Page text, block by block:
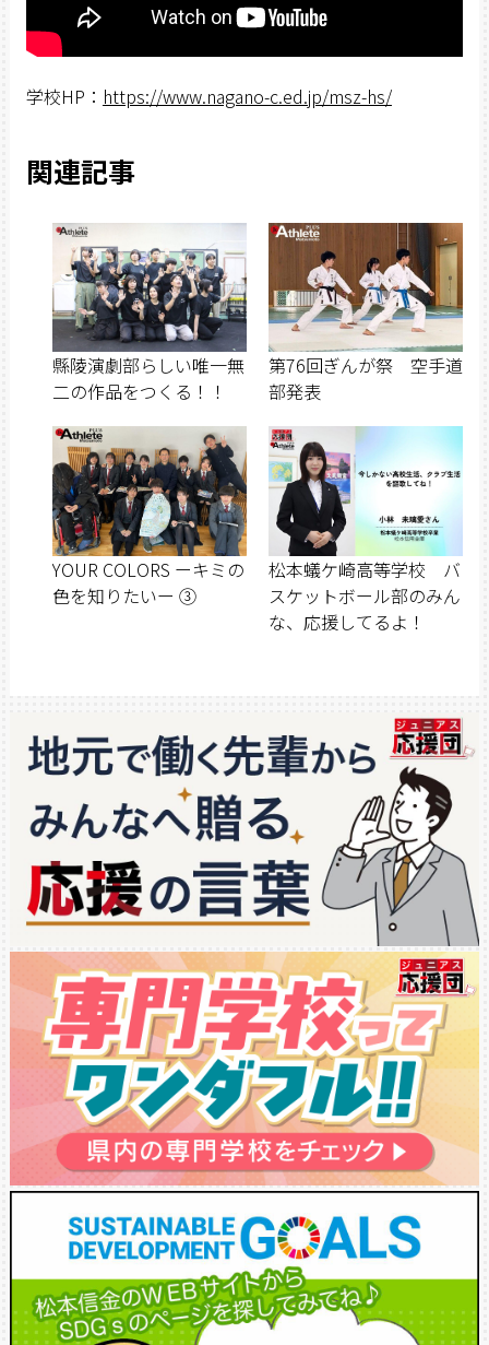
学校HP： https://www.nagano-c.ed.jp/msz-hs/
関連記事
縣陵演劇部らしい唯一無
二の作品をつくる！！
第76回ぎんが祭 空手道
部発表
YOUR COLORS ーキミの
色を知りたいー ③
松本蟻ケ崎高等学校 バ
スケットボール部のみん
な、応援してるよ！